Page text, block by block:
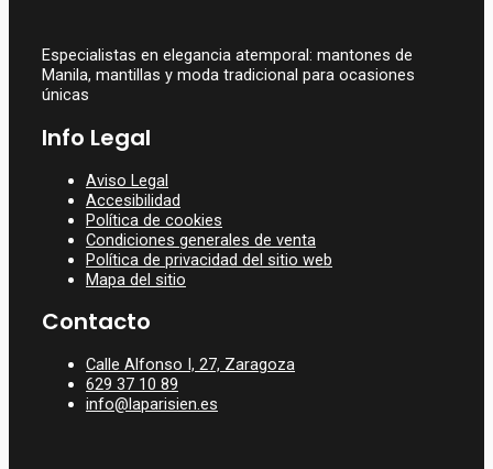
Especialistas en elegancia atemporal: mantones de
Manila, mantillas y moda tradicional para ocasiones
únicas
Info Legal
Aviso Legal
Accesibilidad
Política de cookies
Condiciones generales de venta
Política de privacidad del sitio web
Mapa del sitio
Contacto
Calle Alfonso I, 27, Zaragoza
629 37 10 89
info@laparisien.es